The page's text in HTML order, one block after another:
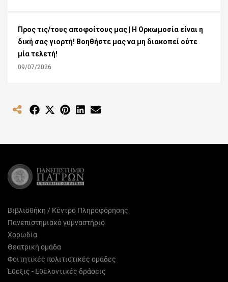
Προς τις/τους αποφοίτους μας | Η Ορκωμοσία είναι η
δική σας γιορτή! Βοηθήστε μας να μη διακοπεί ούτε
μία τελετή!
09/07/2026
Share Share
(Twitter)
Share Share
Βιβλιοθήκη / Κέντρο Πληροφόρησης
Πανεπιστημιακό γυμναστήριο
Χορωδία
Θεατρική ομάδα
Φοιτητικές πολιτιστικές ομάδες
Έθεξις - Εθελοντικές δράσεις